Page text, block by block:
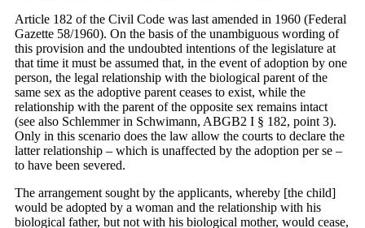
Article 182 of the Civil Code was last amended in 1960 (Federal
Gazette 58/1960). On the basis of the unambiguous wording of
this provision and the undoubted intentions of the legislature at
that time it must be assumed that, in the event of adoption by one
person, the legal relationship with the biological parent of the
same sex as the adoptive parent ceases to exist, while the
relationship with the parent of the opposite sex remains intact
(see also Schlemmer in Schwimann, ABGB2 I § 182, point 3).
Only in this scenario does the law allow the courts to declare the
latter relationship – which is unaffected by the adoption per se –
to have been severed.
The arrangement sought by the applicants, whereby [the child]
would be adopted by a woman and the relationship with his
biological father, but not with his biological mother, would cease,